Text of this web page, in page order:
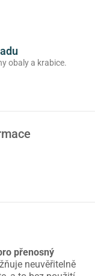
obaly a krabice.
přenosný
neuvěřitelně